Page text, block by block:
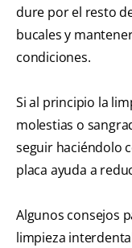
dure por el resto
bucales y
condiciones.
Si al principio la
molestias o
seguir haciéndolo
placa ayuda a
Algunos consejos
limpieza